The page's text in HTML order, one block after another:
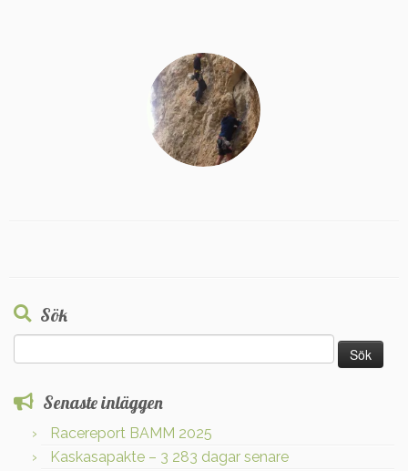
Sök
efter:
Senaste inläggen
Racereport BAMM 2025
Kaskasapakte – 3 283 dagar senare